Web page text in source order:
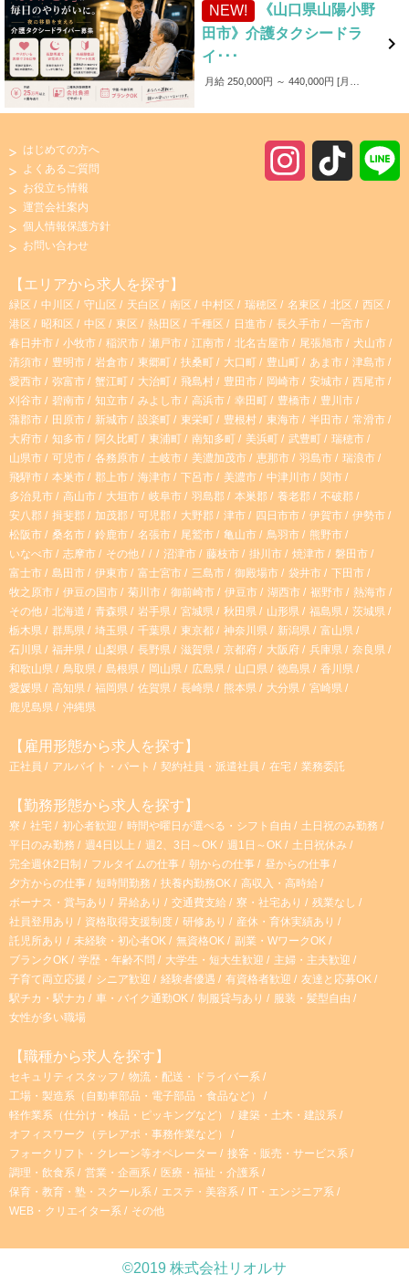
NEW!
《山口県山陽小野
田市》介護タクシードラ
イ･･･
月給 250,000円 ～ 440,000円 月給250,000円～440,000円 ■各種手当 ・家族手当（～1,000円／月） ・皆勤手当（～6,000円／月） ・無事故手当（～10,000円／月） ・愛車手当 ■賞与あり ✨入社後4カ月間は保証給制度あり！（最大25万円）

a
g
r
a
m
o
k
はじめての方へ
よくあるご質問
お役立ち情報
運営会社案内
個人情報保護方針
お問い合わせ
【エリアから求人を探す】
緑区 中川区 守山区 天白区 南区 中村区 瑞穂区 名東区 北区
西区
港区
昭和区 中区 東区 熱田区 千種区 日進市 長久手市
一宮市
春日井市
小牧市 稲沢市 瀬戸市 江南市 北名古屋市 尾張旭市
犬山市
清須市
豊明市 岩倉市 東郷町 扶桑町 大口町 豊山町 あま市
津島市
愛西市
弥富市 蟹江町 大治町 飛島村 豊田市 岡崎市 安城市
西尾市
刈谷市
碧南市 知立市 みよし市 高浜市 幸田町 豊橋市
豊川市
蒲郡市
田原市 新城市 設楽町 東栄町 豊根村 東海市 半田市
常滑市
大府市
知多市 阿久比町 東浦町 南知多町 美浜町 武豊町
瑞穂市
山県市
可児市 各務原市 土岐市 美濃加茂市 恵那市 羽島市
瑞浪市
飛騨市
本巣市 郡上市 海津市 下呂市 美濃市 中津川市
関市
多治見市
高山市 大垣市 岐阜市 羽島郡 本巣郡 養老郡
不破郡
安八郡
揖斐郡 加茂郡 可児郡 大野郡 津市 四日市市 伊賀市
伊勢市
松阪市
桑名市 鈴鹿市 名張市 尾鷲市 亀山市 鳥羽市
熊野市
いなべ市
志摩市 その他 沼津市 藤枝市 掛川市 焼津市
磐田市
富士市
島田市 伊東市 富士宮市 三島市 御殿場市 袋井市
下田市
牧之原市
伊豆の国市 菊川市 御前崎市 伊豆市 湖西市 裾野市
熱海市
その他
北海道 青森県 岩手県 宮城県 秋田県 山形県 福島県
茨城県
栃木県
群馬県 埼玉県 千葉県 東京都 神奈川県 新潟県
富山県
石川県
福井県 山梨県 長野県 滋賀県 京都府 大阪府 兵庫県
奈良県
和歌山県
鳥取県 島根県 岡山県 広島県 山口県 徳島県
香川県
愛媛県
高知県 福岡県 佐賀県 長崎県 熊本県 大分県
宮崎県
鹿児島県
沖縄県
【雇用形態から求人を探す】
正社員 アルバイト・パート 契約社員・派遣社員 在宅 業務委託
【勤務形態から求人を探す】
寮 社宅 初心者歓迎 時間や曜日が選べる・シフト自由
土日祝のみ勤務
平日のみ勤務
週4日以上 週2、3日～OK 週1日～OK
土日祝休み
完全週休2日制
フルタイムの仕事 朝からの仕事
昼からの仕事
夕方からの仕事
短時間勤務 扶養内勤務OK
高収入・高時給
ボーナス・賞与あり
昇給あり 交通費支給 寮・社宅あり
残業なし
社員登用あり
資格取得支援制度 研修あり
産休・育休実績あり
託児所あり
未経験・初心者OK 無資格OK
副業・WワークOK
ブランクOK
学歴・年齢不問 大学生・短大生歓迎
主婦・主夫歓迎
子育て両立応援
シニア歓迎 経験者優遇 有資格者歓迎
友達と応募OK
駅チカ・駅ナカ
車・バイク通勤OK 制服貸与あり
服装・髪型自由
女性が多い職場
【職種から求人を探す】
セキュリティスタッフ
物流・配送・ドライバー系
工場・製造系（自動車部品・電子部品・食品など）
軽作業系（仕分け・検品・ピッキングなど）
建築・土木・建設系
オフィスワーク（テレアポ・事務作業など）
フォークリフト・クレーン等オペレーター
接客・販売・サービス系
調理・飲食系
営業・企画系
医療・福祉・介護系
保育・教育・塾・スクール系
エステ・美容系
IT・エンジニア系
WEB・クリエイター系
その他
©2019 株式会社リオルサ